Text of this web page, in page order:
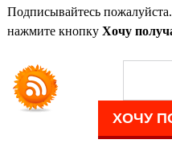
Подписывайтесь
нажмите кнопку Хочу